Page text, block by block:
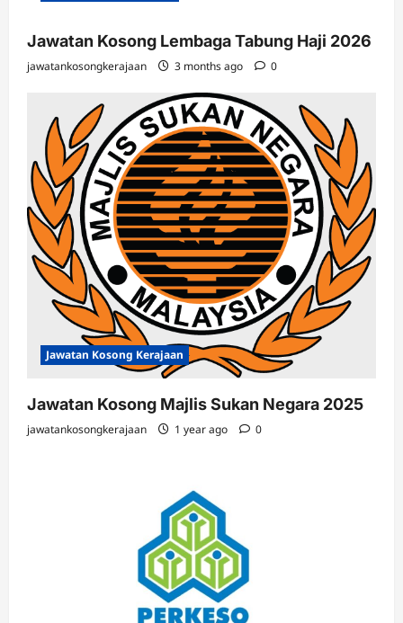
Jawatan Kosong Lembaga Tabung Haji 2026
jawatankosongkerajaan 3 months ago 0
Jawatan Kosong Kerajaan
Jawatan Kosong Majlis Sukan Negara 2025
jawatankosongkerajaan 1 year ago 0